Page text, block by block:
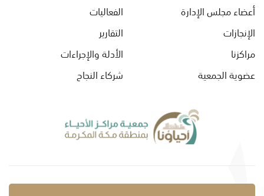
أعضاء مجلس الإدارة
الإنجازات
مراكزنا
عضوية الجمعية
الفعاليات
التقارير
الأدلة والإجراءات
شركاء النجاح